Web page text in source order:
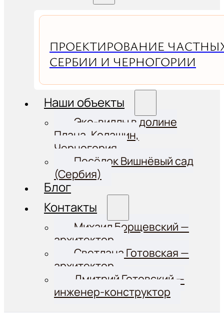
ПРОЕКТИРОВАНИЕ
СЕРБИИ И ЧЕРНОГОРИИ
Наши объекты
Эко-виллы в долине
Плана, Колашин,
Черногория
Посёлок Вишнёвый сад
(Сербия)
Блог
Контакты
Михаил Борщевский —
архитектор
Светлана Готовская —
архитектор
Дмитрий Готовский —
инженер-конструктор